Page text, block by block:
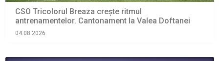
CSO Tricolorul Breaza crește ritmul
antrenamentelor. Cantonament la Valea Doftanei
04.08.2026